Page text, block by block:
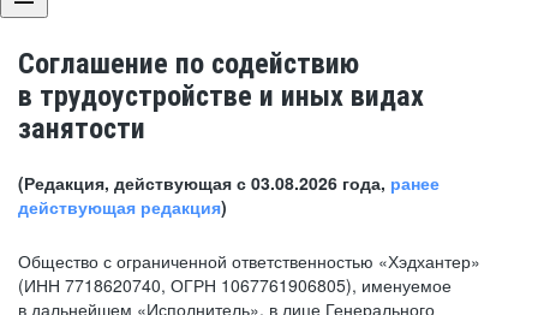
Соглашение по содействию
в трудоустройстве и иных видах
занятости
(Редакция, действующая с 03.08.2026 года, ранее
действующая редакция)
Общество с ограниченной ответственностью «Хэдхантер»
(ИНН 7718620740, ОГРН 1067761906805), именуемое
в дальнейшем «Исполнитель», в лице Генерального